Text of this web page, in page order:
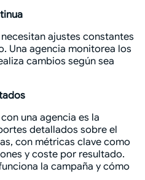
ajustes constantes
Una agencia monitorea los
cambios según sea
una agencia es la
detallados sobre el
con métricas clave como
y coste por resultado.
la campaña y cómo